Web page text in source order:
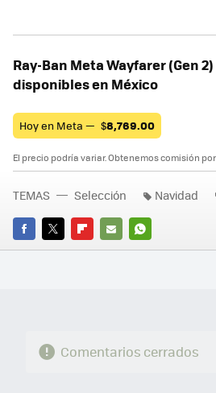
Ray-Ban Meta Wayfarer (Gen 2)
disponibles en México
Hoy en Meta — $8,769.00
El precio podría variar. Obtenemos comisión
FACEBOOK
TWITTERFLIPBOARD
E-
WHATSAPP
TEMAS Selección Navidad
Comentarios cerrados